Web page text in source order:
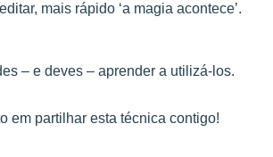
mais rápido ‘a magia acontece’.
– e deves – aprender a utilizá-los.
em partilhar esta técnica contigo!